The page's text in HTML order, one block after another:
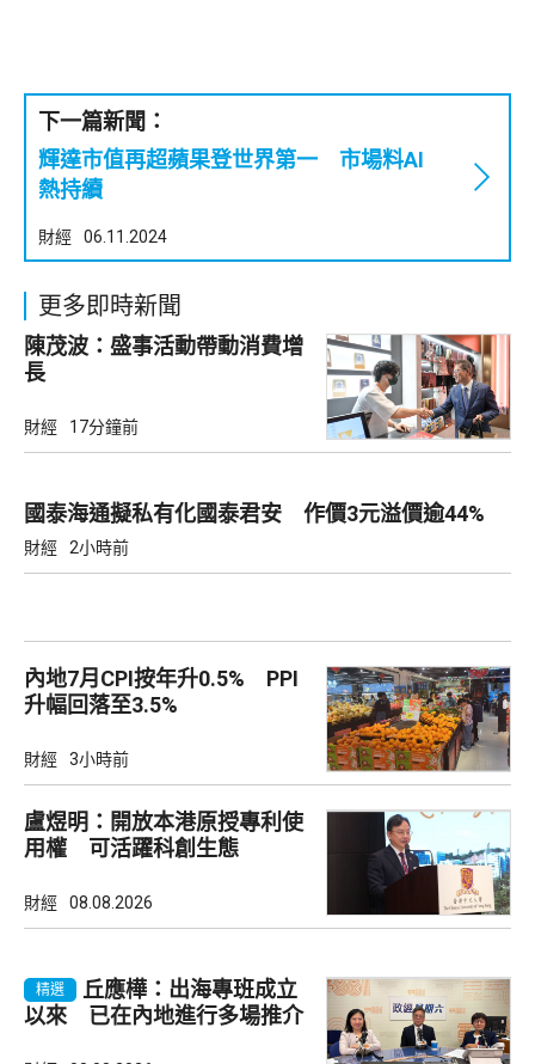
下一篇新聞：
輝達市值再超蘋果登世界第一 市場料AI
熱持續
財經 06.11.2024
更多即時新聞
陳茂波：盛事活動帶動消費增
長
財經 17分鐘前
國泰海通擬私有化國泰君安 作價3元溢價逾44%
財經 2小時前
內地7月CPI按年升0.5% PPI
升幅回落至3.5%
財經 3小時前
盧煜明：開放本港原授專利使
用權 可活躍科創生態
財經 08.08.2026
精選
丘應樺：出海專班成立
以來 已在內地進行多場推介